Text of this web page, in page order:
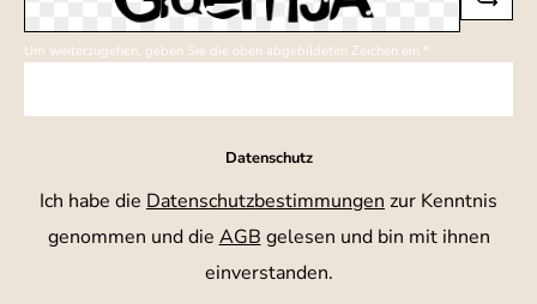
Um weiterzugehen, geben Sie die oben abgebildeten Zeichen ein *
Datenschutz
Ich habe die Datenschutzbestimmungen zur Kenntnis
genommen und die AGB gelesen und bin mit ihnen
einverstanden.